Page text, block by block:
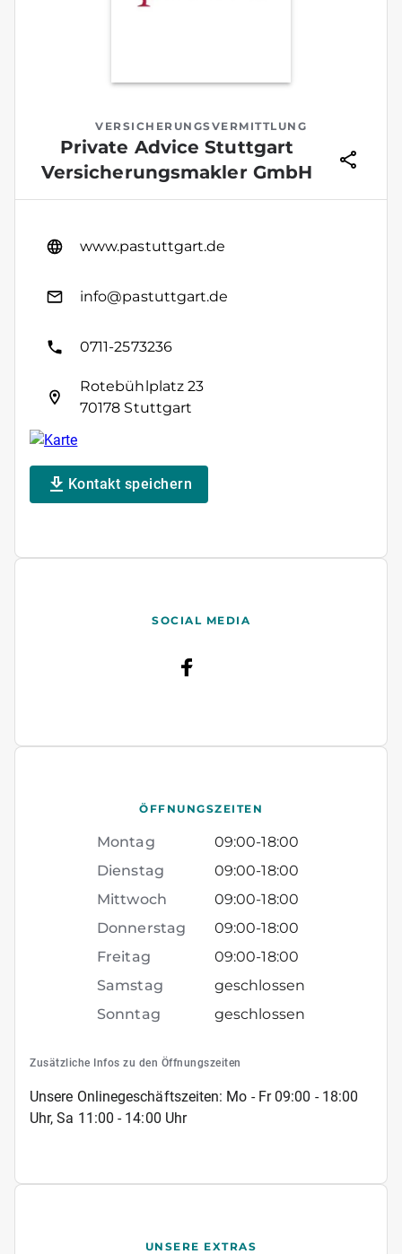
VERSICHERUNGSVERMITTLUNG
Private Advice Stuttgart
Versicherungsmakler GmbH
www.pastuttgart.de
info@pastuttgart.de
0711-2573236
Rotebühlplatz 23
70178 Stuttgart
Kontakt speichern
SOCIAL MEDIA
ÖFFNUNGSZEITEN
Montag 09:00-18:00
Dienstag
09:00-18:00
Mittwoch
09:00-18:00
Donnerstag
09:00-18:00
Freitag
09:00-18:00
Samstag
geschlossen
Sonntag
geschlossen
Zusätzliche Infos zu den Öffnungszeiten
Unsere Onlinegeschäftszeiten: Mo - Fr 09:00 - 18:00
Uhr, Sa 11:00 - 14:00 Uhr
UNSERE EXTRAS